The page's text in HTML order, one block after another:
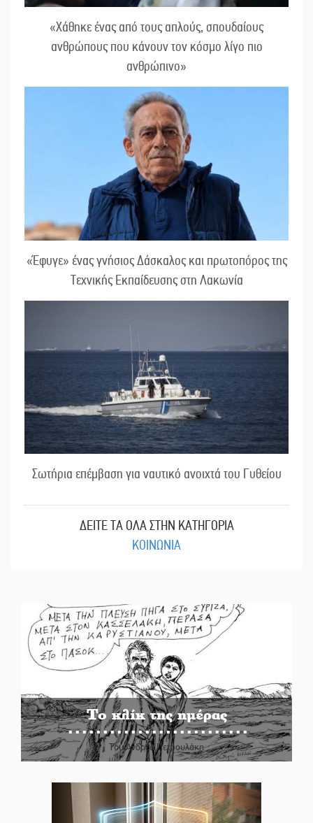
«Χάθηκε ένας από τους απλούς, σπουδαίους
ανθρώπους που κάνουν τον κόσμο λίγο πιο
ανθρώπινο»
«Έφυγε» ένας γνήσιος Δάσκαλος και πρωτοπόρος της
Τεχνικής Εκπαίδευσης στη Λακωνία
Σωτήρια επέμβαση για ναυτικό ανοιχτά του Γυθείου
ΔΕΙΤΕ ΤΑ ΟΛΑ ΣΤΗΝ ΚΑΤΗΓΟΡΙΑ
ΚΟΙΝΩΝΙΑ
Το κλίκ της ημέρας
Του Ανδρέα Πετρουλάκη